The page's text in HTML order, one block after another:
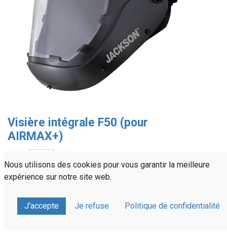
Visière intégrale F50 (pour
AIRMAX+)
Référence : PRVV11
Partager sur :
Nous utilisons des cookies pour vous garantir la meilleure
expérience sur notre site web.
J'accepte Je refuse Politique de confidentialité